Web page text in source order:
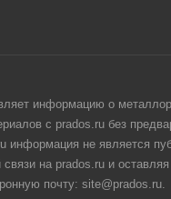
информацию о
с prados.ru без
информация не является
на prados.ru и
почту: site@prados.ru.